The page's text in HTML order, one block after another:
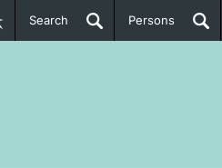
Search Persons